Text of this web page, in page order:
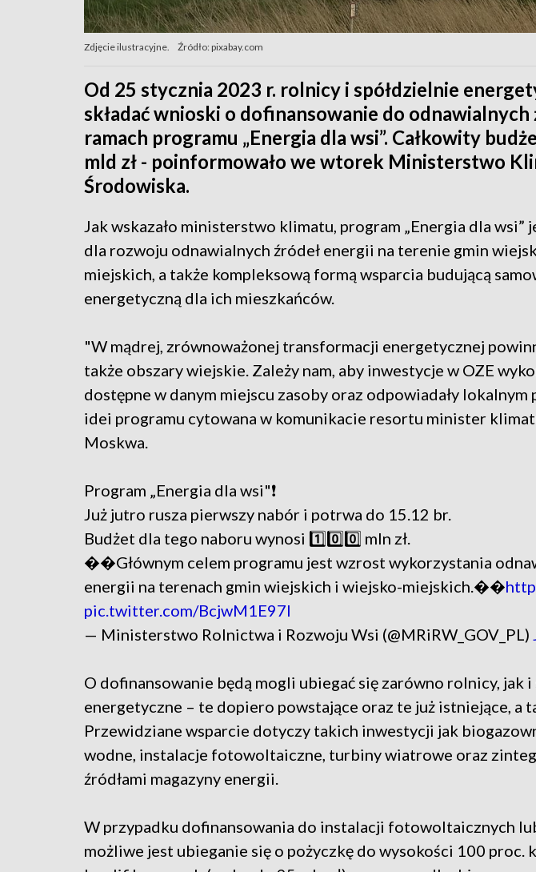
Zdjęcie ilustracyjne. Źródło: pixabay.com
Od 25 stycznia 2023 r. rolnicy i spółdzielnie
składać wnioski o dofinansowanie do odnawialnych
ramach programu „Energia dla wsi”. Całkowity
mld zł - poinformowało we wtorek Ministerstwo
Środowiska.
Jak wskazało ministerstwo klimatu, program „Energia dla wsi”
dla rozwoju odnawialnych źródeł energii na terenie gmin
miejskich, a także kompleksową formą wsparcia budującą
energetyczną dla ich mieszkańców.
"W mądrej, zrównoważonej transformacji energetycznej
także obszary wiejskie. Zależy nam, aby inwestycje w OZE
dostępne w danym miejscu zasoby oraz odpowiadały
idei programu cytowana w komunikacie resortu minister
Moskwa.
Program „Energia dla wsi"❗️
Już jutro rusza pierwszy nabór i potrwa do 15.12 br.
Budżet dla tego naboru wynosi 1️⃣0️⃣0️⃣ mln zł.
��Głównym celem programu jest wzrost wykorzystania
energii na terenach gmin wiejskich i wiejsko-miejskich.��
pic.twitter.com/BcjwM1E97I
— Ministerstwo Rolnictwa i Rozwoju Wsi (@MRiRW_GOV_PL)
O dofinansowanie będą mogli ubiegać się zarówno rolnicy, jak i
energetyczne – te dopiero powstające oraz te już istniejące, a
Przewidziane wsparcie dotyczy takich inwestycji jak
wodne, instalacje fotowoltaiczne, turbiny wiatrowe oraz
źródłami magazyny energii.
W przypadku dofinansowania do instalacji fotowoltaicznych
możliwe jest ubieganie się o pożyczkę do wysokości 100 proc.